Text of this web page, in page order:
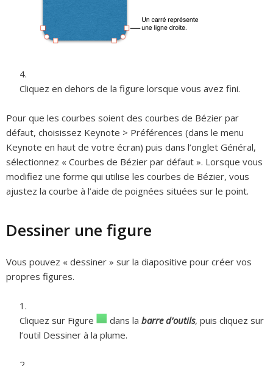
Cliquez en dehors de la figure lorsque vous avez fini.
Pour que les courbes soient des courbes de Bézier par
défaut, choisissez Keynote > Préférences (dans le menu
Keynote en haut de votre écran) puis dans l’onglet Général,
sélectionnez « Courbes de Bézier par défaut ». Lorsque vous
modifiez une forme qui utilise les courbes de Bézier, vous
ajustez la courbe à l’aide de poignées situées sur le point.
Dessiner une figure
Vous pouvez « dessiner » sur la diapositive pour créer vos
propres figures.
Cliquez sur Figure dans la barre d’outils, puis cliquez sur
l’outil Dessiner à la plume.